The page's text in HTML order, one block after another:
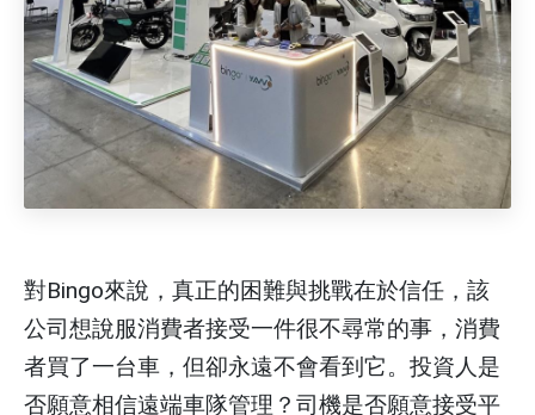
對Bingo來說，真正的困難與挑戰在於信任，該
公司想說服消費者接受一件很不尋常的事，消費
者買了一台車，但卻永遠不會看到它。投資人是
否願意相信遠端車隊管理？司機是否願意接受平